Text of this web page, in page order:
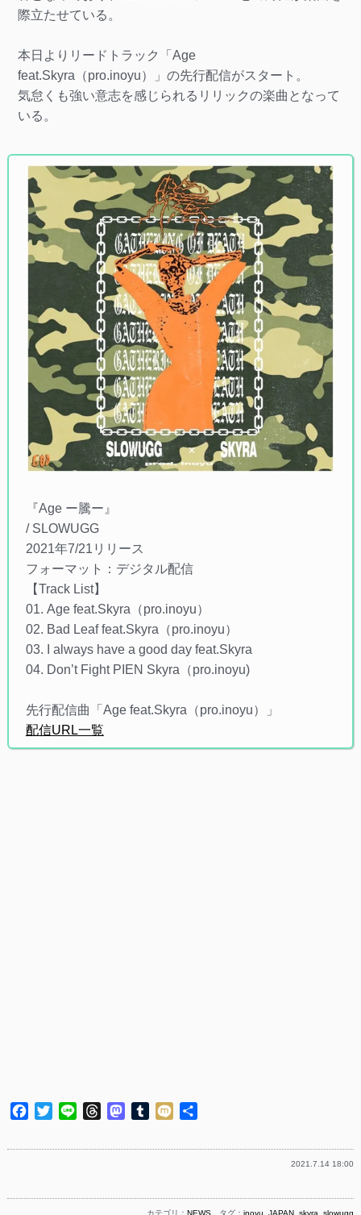
際立たせている。
本日よりリードトラック「Age
feat.Skyra（pro.inoyu）」の先行配信がスタート。
気怠くも強い意志を感じられるリリックの楽曲となって
いる。
『Age ー騰ー』
/ SLOWUGG
2021年7/21リリース
フォーマット：デジタル配信
【Track List】
01. Age feat.Skyra（pro.inoyu）
02. Bad Leaf feat.Skyra（pro.inoyu）
03. I always have a good day feat.Skyra
04. Don’t Fight PIEN Skyra（pro.inoyu)
先行配信曲「Age feat.Skyra（pro.inoyu）」
配信URL一覧
Facebook
TwitterLine ThreadsMastodon
Tumblr
Mixi
2021.7.14 18:00
カテゴリ：NEWS タグ：inoyu ,JAPAN ,skyra ,slowugg